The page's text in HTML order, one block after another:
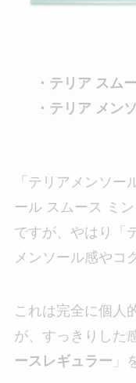
・テリア スム
・テリア メン
「テリアメンソ
ール スムース ミ
ですが、やはり「
メンソール感やコ
これは完全に個人
が、すっきりした
ースレギュラー 」